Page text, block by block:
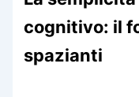
cognitivo: il
spazianti